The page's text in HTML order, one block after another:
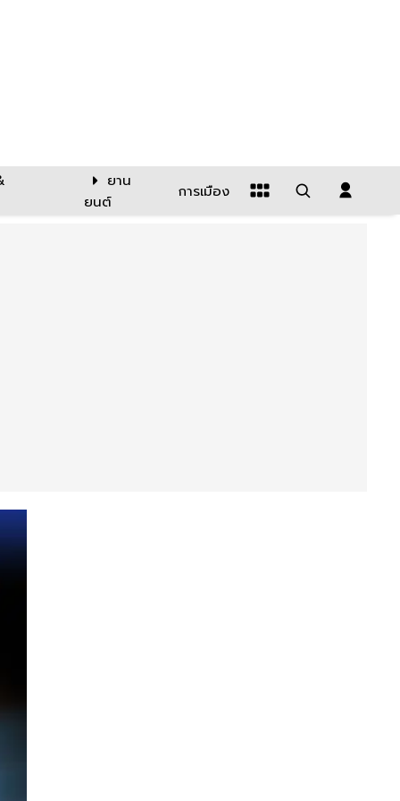
ยาน
ยนต์
การเมือง